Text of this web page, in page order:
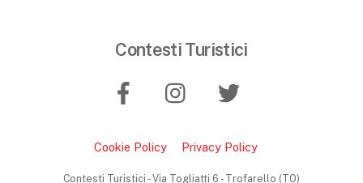
Contesti Turistici
Cookie Policy Privacy Policy
Contesti Turistici - Via Togliatti 6 - Trofarello (TO)